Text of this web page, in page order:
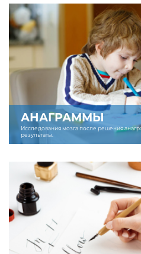
АНАГРАММЫ
Исследования мозга после решения
результаты.